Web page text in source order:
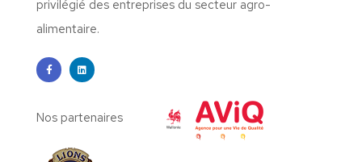
privilégié des entreprises du secteur agro-
alimentaire.
Nos partenaires